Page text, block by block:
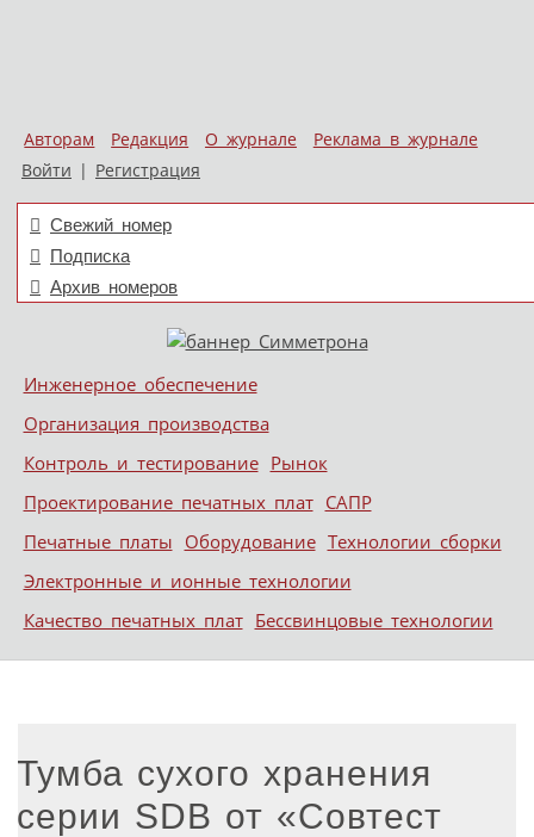
Авторам Редакция О журнале
Реклама в журнале
Войти | Регистрация
Свежий номер
Подписка
Архив номеров
Меню
Skip to content
Инженерное обеспечение
Организация производства
Контроль и тестирование Рынок
Проектирование печатных плат САПР
Печатные платы Оборудование Технологии сборки
Электронные и ионные технологии
Качество печатных плат Бессвинцовые технологии
Тумба сухого хранения
серии SDB от «Совтест